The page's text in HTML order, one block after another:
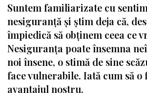
Suntem familiarizate cu
nesiguranță și știm deja că,
împiedică să obținem ceea ce
Nesiguranța poate însemna
noi însene, o stimă de sine
face vulnerabile. Iată cum să o
avantajul nostru.